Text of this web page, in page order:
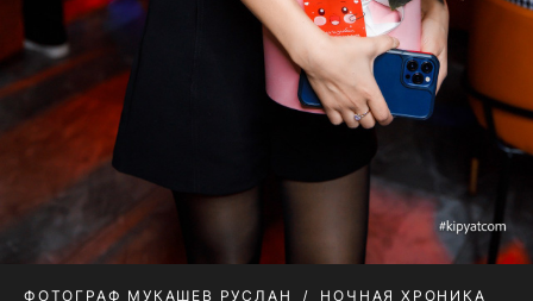
ФОТОГРАФ МУКАШЕВ РУСЛАН НОЧНАЯ ХРОНИКА